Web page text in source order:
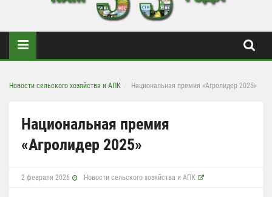
Новости сельского хозяйства и АПК Национальная премия «Агролидер 2025»
Национальная премия
«Агролидер 2025»
2 февраля 2026 Новости сельского хозяйства и АПК